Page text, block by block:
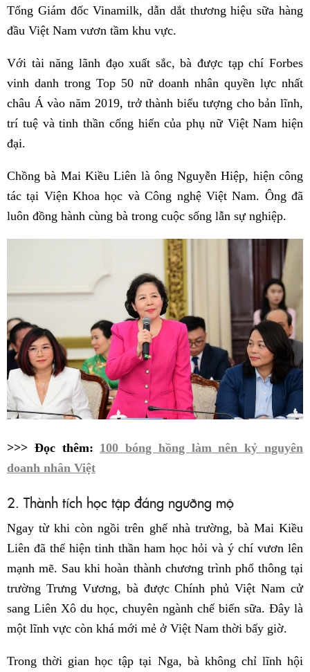
Tổng Giám đốc Vinamilk, dẫn dắt thương hiệu sữa hàng
đầu Việt Nam vươn tầm khu vực.
Với tài năng lãnh đạo xuất sắc, bà được tạp chí Forbes
vinh danh trong Top 50 nữ doanh nhân quyền lực nhất
châu Á vào năm 2019, trở thành biểu tượng cho bản lĩnh,
trí tuệ và tinh thần cống hiến của phụ nữ Việt Nam hiện
đại.
Chồng bà Mai Kiều Liên là ông Nguyễn Hiệp, hiện công
tác tại Viện Khoa học và Công nghệ Việt Nam. Ông đã
luôn đồng hành cùng bà trong cuộc sống lẫn sự nghiệp.
>>> Đọc thêm: 100 bóng hồng làm nên kỷ nguyên
doanh nhân Việt
2. Thành tích học tập đáng ngưỡng mộ
Ngay từ khi còn ngồi trên ghế nhà trường, bà Mai Kiều
Liên đã thể hiện tinh thần ham học hỏi và ý chí vươn lên
mạnh mẽ. Sau khi hoàn thành chương trình phổ thông tại
trường Trưng Vương, bà được Chính phủ Việt Nam cử
sang Liên Xô du học, chuyên ngành chế biến sữa. Đây là
một lĩnh vực còn khá mới mẻ ở Việt Nam thời bấy giờ.
Trong thời gian học tập tại Nga, bà không chỉ lĩnh hội